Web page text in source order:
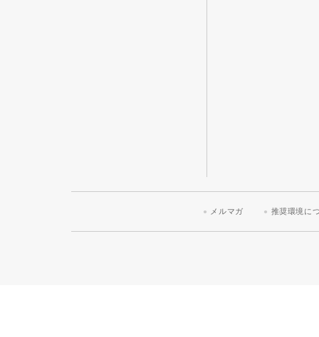
メルマガ 推奨環境に